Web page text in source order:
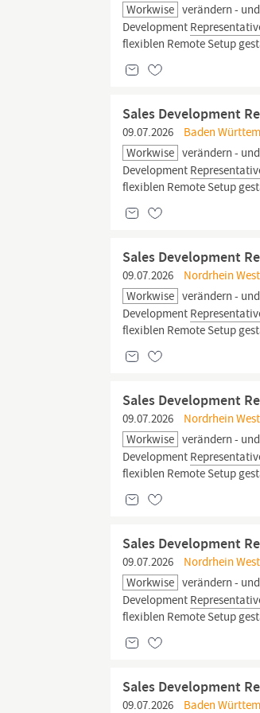
Workwise verändern -
Development
flexiblen Remote Setup
Sales Development
09.07.2026
Baden
Workwise verändern -
Development
flexiblen Remote Setup
Sales Development
09.07.2026
Nordrhein
Workwise verändern -
Development
flexiblen Remote Setup
Sales Development
09.07.2026
Nordrhein
Workwise verändern -
Development
flexiblen Remote Setup
Sales Development
09.07.2026
Nordrhein
Workwise verändern -
Development
flexiblen Remote Setup
Sales Development
09.07.2026 Baden